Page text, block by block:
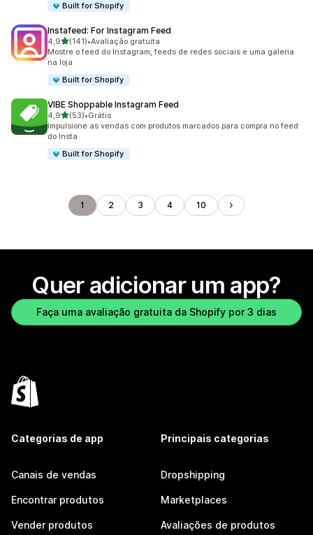
Built for Shopify
Instafeed: For Instagram Feed
4,9de 5 estrelas
(141)
141 avaliações ao todo
•Avaliação gratuita
Mostre o feed do Instagram, feeds de redes sociais e uma galeria
na loja
Built for Shopify
VIBE Shoppable Instagram Feed
4,9de 5 estrelas
(53)
53 avaliações ao todo
•Grátis
Impulsione as vendas com produtos marcados para compra no feed
do Insta
Built for Shopify
1 2 3 4 10
Quer adicionar um app?
Faça uma avaliação gratuita da Shopify por 3 dias
Categorias de app
Canais de vendas
Encontrar produtos
Vender produtos
Principais categorias
Dropshipping
Marketplaces
Avaliações de produtos